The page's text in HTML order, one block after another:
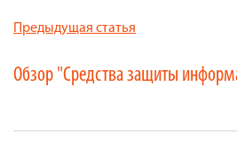
Предыдущая статья
Обзор "Средства защиты